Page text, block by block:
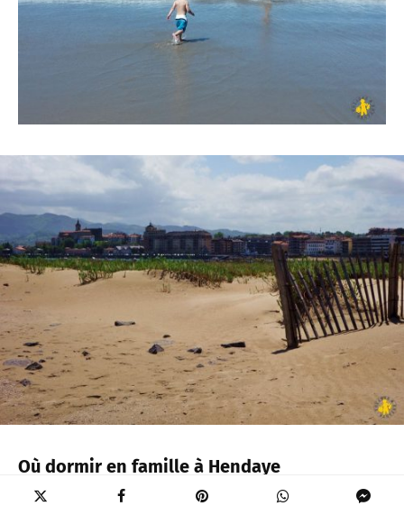
Où dormir en famille à Hendaye
Camping Eskualduna : parc aquatique de 2000m²